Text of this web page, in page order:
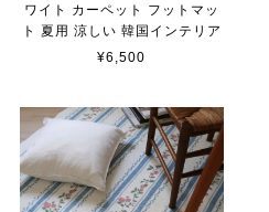
ワイト カーペット フットマッ
ト 夏用 涼しい 韓国インテリア
¥6,500